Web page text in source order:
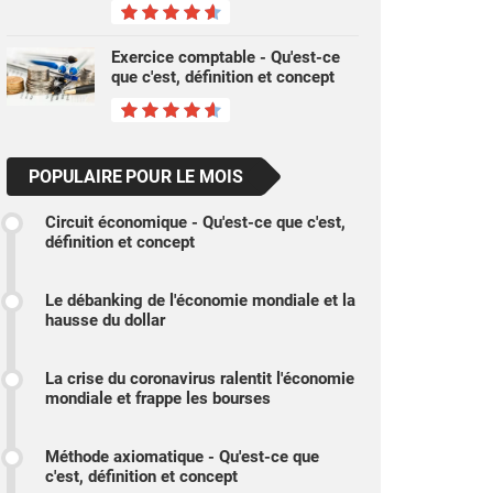
Exercice comptable - Qu'est-ce
que c'est, définition et concept
POPULAIRE POUR LE MOIS
Circuit économique - Qu'est-ce que c'est,
définition et concept
Le débanking de l'économie mondiale et la
hausse du dollar
La crise du coronavirus ralentit l'économie
mondiale et frappe les bourses
Méthode axiomatique - Qu'est-ce que
c'est, définition et concept